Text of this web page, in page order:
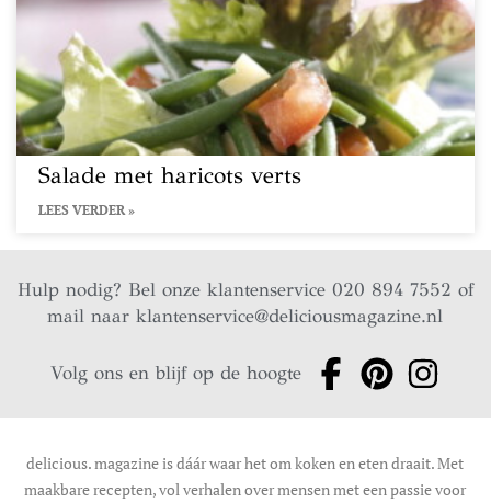
Salade met haricots verts
LEES VERDER »
Hulp nodig? Bel onze klantenservice 020 894 7552 of
mail naarklantenservice@deliciousmagazine.nl
Volg ons en blijf op de hoogte
delicious. magazine is dáár waar het om koken en eten draait. Met
maakbare recepten, vol verhalen over mensen met een passie voor